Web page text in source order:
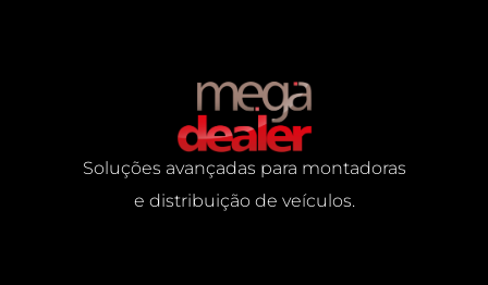
Soluções avançadas para montadoras
e distribuição de veículos.